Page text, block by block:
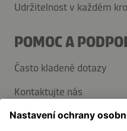
Udržitelnost v každém
POMOC A
Často kladené dotazy
Kontaktujte nás
Přihlaste se k odběru